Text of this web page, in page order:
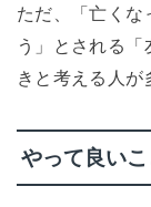
ただ、「亡くな
う」とされる
きと考える人が
やって良い